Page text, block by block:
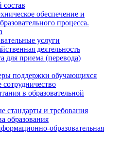
состав
обеспечение и
процесса.
услуги
деятельность
для приема (перевода)
поддержки обучающихся
в образовательной
стандарты и требования
образования
образовательная